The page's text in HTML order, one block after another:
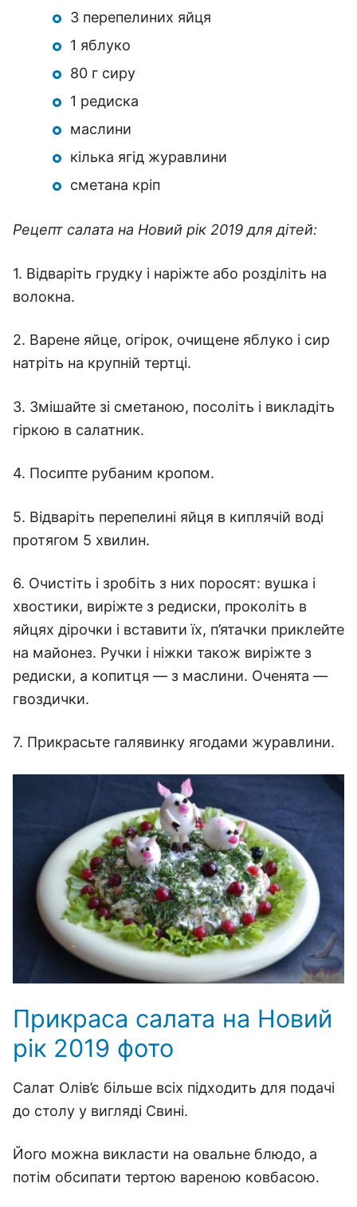
3 перепелиних яйця
1 яблуко
80 г сиру
1 редиска
маслини
кілька ягід журавлини
сметана кріп
Рецепт салата на Новий рік 2019 для дітей:
1. Відваріть грудку і наріжте або розділіть на
волокна.
2. Варене яйце, огірок, очищене яблуко і сир
натріть на крупній тертці.
3. Змішайте зі сметаною, посоліть і викладіть
гіркою в салатник.
4. Посипте рубаним кропом.
5. Відваріть перепелині яйця в киплячій воді
протягом 5 хвилин.
6. Очистіть і зробіть з них поросят: вушка і
хвостики, виріжте з редиски, проколіть в
яйцях дірочки і вставити їх, п’ятачки приклейте
на майонез. Ручки і ніжки також виріжте з
редиски, а копитця — з маслини. Оченята —
гвоздички.
7. Прикрасьте галявинку ягодами журавлини.
Прикраса салата на Новий
рік 2019 фото
Салат Олів’є більше всіх підходить для подачі
до столу у вигляді Свині.
Його можна викласти на овальне блюдо, а
потім обсипати тертою вареною ковбасою.